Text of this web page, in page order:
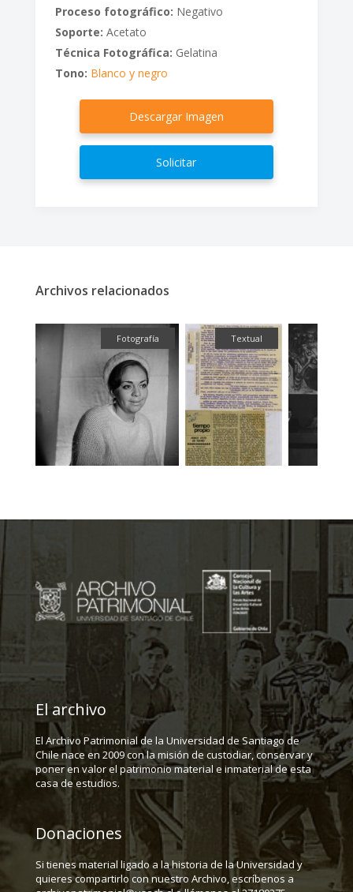
Proceso fotográfico: Negativo
Soporte: Acetato
Técnica Fotográfica: Gelatina
Tono: Blanco y negro
Descargar Imagen
Solicitar
Archivos relacionados
Fotografía Textual
El archivo
El Archivo Patrimonial de la Universidad de Santiago de
Chile nace en 2009 con la misión de custodiar, conservar y
poner en valor el patrimonio material e inmaterial de esta
casa de estudios.
Donaciones
Si tienes material ligado a la historia de la Universidad y
quieres compartirlo con nuestro Archivo, escríbenos a